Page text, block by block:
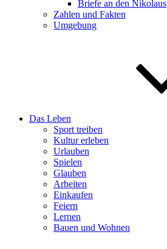
Briefe an den Nikolaus
Zahlen und Fakten
Umgebung
Das Leben
Sport treiben
Kultur erleben
Urlauben
Spielen
Glauben
Arbeiten
Einkaufen
Feiern
Lernen
Bauen und Wohnen